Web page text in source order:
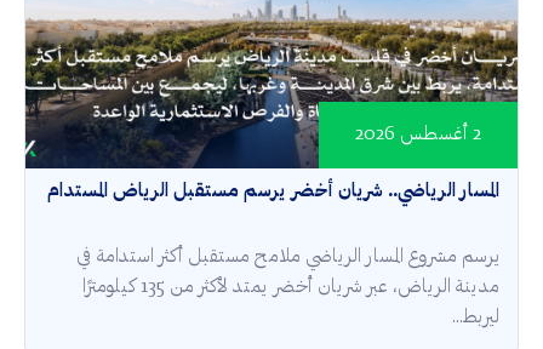
المسار الرياضي.. شريان أخضر يرسم مستقبل الرياض المستدام
2 أغسطس 2026
يرسم مشروع المسار الرياضي ملامح مستقبل أكثر استدامة في
مدينة الرياض، عبر شريان أخضر يمتد لأكثر من 135 كيلومترًا
ليربط...